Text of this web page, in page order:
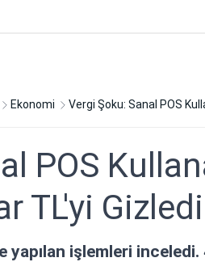
Ekonomi Vergi Şoku: Sanal POS
POS
TL'yi Gizledi
yapılan işlemleri inceledi.